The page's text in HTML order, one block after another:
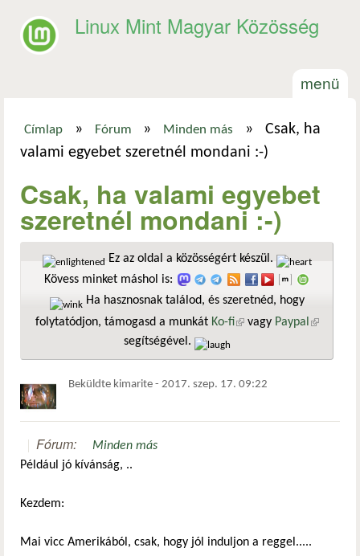
Linux Mint Magyar Közösség
menü
Jelenlegi hely
Címlap » Fórum » Minden más »
Csak, ha
valami egyebet szeretnél mondani :-)
Csak, ha valami egyebet
szeretnél mondani :-)
Ez az oldal a közösségért készül.
Kövess minket máshol is:
Ha hasznosnak találod, és szeretnéd, hogy
folytatódjon, támogasd a munkát Ko-fi(külső hivatkozás)
vagy Paypal
segítségével.
Beküldte kimarite - 2017. szep. 17. 09:22
Fórum:
Minden más
Például jó kívánság, ..
Kezdem:
Mai vicc Amerikából, csak, hogy jól induljon a reggel.....